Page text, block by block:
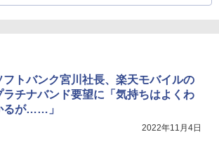
フトバンク宮川社長、楽天モバイルの
ラチナバンド要望に「気持ちはよくわ
るが……」
2022年11月4日